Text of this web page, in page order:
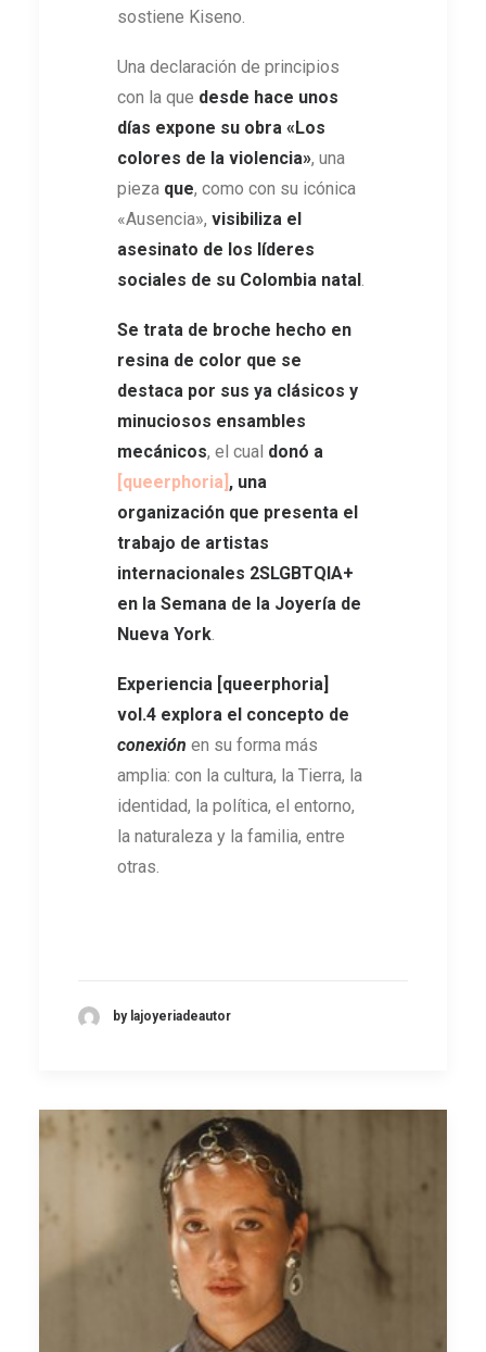
sostiene Kiseno.
Una declaración de principios
con la que desde hace unos
días expone su obra «Los
colores de la violencia», una
pieza que, como con su icónica
«Ausencia», visibiliza el
asesinato de los líderes
sociales de su Colombia natal.
Se trata de broche hecho en
resina de color que se
destaca por sus ya clásicos y
minuciosos ensambles
mecánicos, el cual donó a
[queerphoria] , una
organización que presenta el
trabajo de artistas
internacionales 2SLGBTQIA+
en la Semana de la Joyería de
Nueva York.
Experiencia [queerphoria]
vol.4 explora el concepto de
conexión en su forma más
amplia: con la cultura, la Tierra, la
identidad, la política, el entorno,
la naturaleza y la familia, entre
otras.
by lajoyeriadeautor